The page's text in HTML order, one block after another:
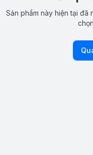
Sản phẩm này hiện tại đã